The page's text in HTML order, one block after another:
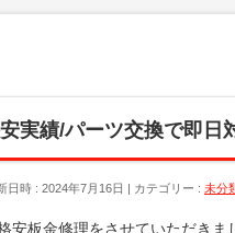
実績/パーツ交換で即日
日時 : 2024年7月16日 カテゴリー : 未分
安板金修理をさせていただきま